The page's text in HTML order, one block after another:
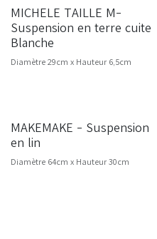
MICHELE TAILLE M-
Suspension en terre cuite
Blanche
Diamètre 29cm x Hauteur 6,5cm
NOUVEAU
MAKEMAKE - Suspension
en lin
Diamètre 64cm x Hauteur 30cm